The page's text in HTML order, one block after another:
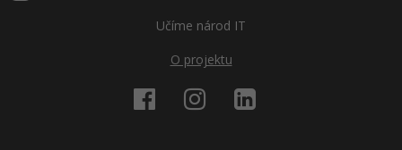
Učíme národ IT
O projektu